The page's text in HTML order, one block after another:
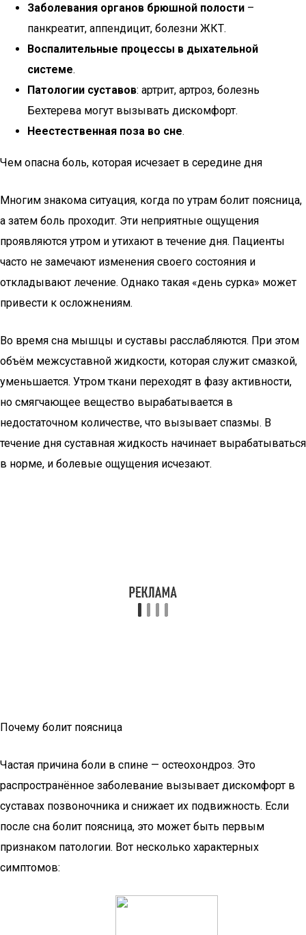
Заболевания органов брюшной полости –
панкреатит, аппендицит, болезни ЖКТ.
Воспалительные процессы в дыхательной
системе.
Патологии суставов: артрит, артроз, болезнь
Бехтерева могут вызывать дискомфорт.
Неестественная поза во сне.
Чем опасна боль, которая исчезает в середине дня
Многим знакома ситуация, когда по утрам болит поясница,
а затем боль проходит. Эти неприятные ощущения
проявляются утром и утихают в течение дня. Пациенты
часто не замечают изменения своего состояния и
откладывают лечение. Однако такая «день сурка» может
привести к осложнениям.
Во время сна мышцы и суставы расслабляются. При этом
объём межсуставной жидкости, которая служит смазкой,
уменьшается. Утром ткани переходят в фазу активности,
но смягчающее вещество вырабатывается в
недостаточном количестве, что вызывает спазмы. В
течение дня суставная жидкость начинает вырабатываться
в норме, и болевые ощущения исчезают.
Почему болит поясница
Частая причина боли в спине — остеохондроз. Это
распространённое заболевание вызывает дискомфорт в
суставах позвоночника и снижает их подвижность. Если
после сна болит поясница, это может быть первым
признаком патологии. Вот несколько характерных
симптомов: